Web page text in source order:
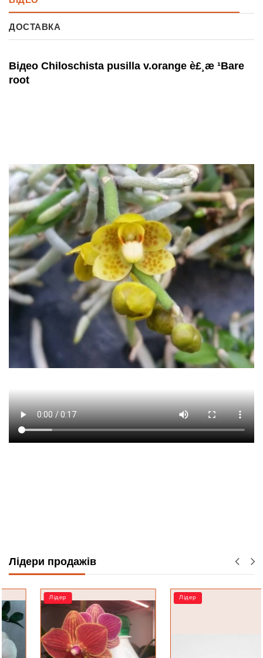
ДОСТАВКА
Відео Chiloschista pusilla v.orange è£¸æ ¹Bare
root
Лідери продажів